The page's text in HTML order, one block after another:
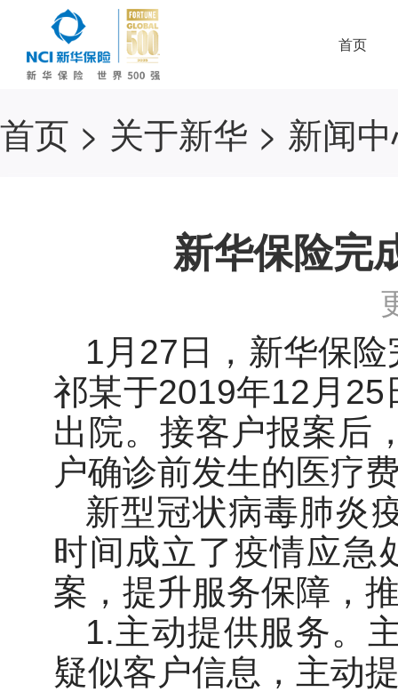
首页
首页 > 关于新华 > 新闻
新华保险完
1月27日，新华保
祁某于2019年12月
出院。接客户报案后
户确诊前发生的医疗
新型冠状病毒肺炎
时间成立了疫情应急
案，提升服务保障，
1.主动提供服务。
疑似客户信息，主动